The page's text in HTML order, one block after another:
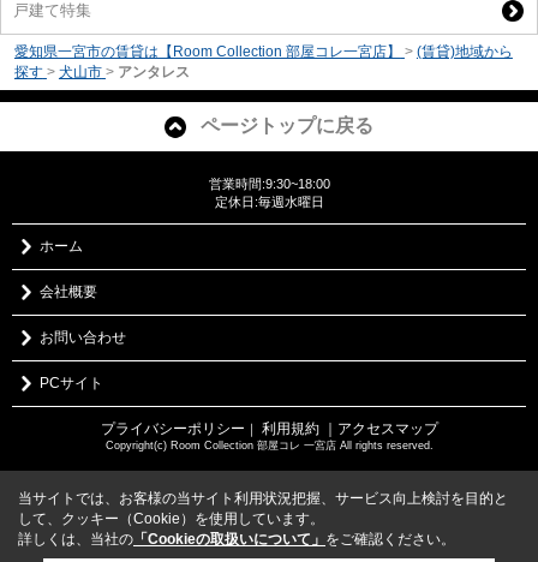
戸建て特集
愛知県一宮市の賃貸は【Room Collection 部屋コレ一宮店】 > (賃貸)地域から
探す > 犬山市 > アンタレス
ページトップに戻る
営業時間:9:30~18:00
定休日:毎週水曜日
ホーム
会社概要
お問い合わせ
PCサイト
プライバシーポリシー 利用規約 ｜アクセスマップ
Copyright(c) Room Collection 部屋コレ 一宮店 All rights reserved.
当サイトでは、お客様の当サイト利用状況把握、サービス向上検討を目的と
して、クッキー（Cookie）を使用しています。
詳しくは、当社の 「Cookieの取扱いについて」 をご確認ください。